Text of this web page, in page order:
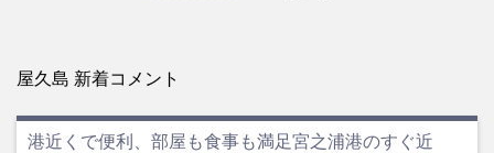
屋久島 新着コメント
港近くで便利、部屋も食事も満足宮之浦港のすぐ近